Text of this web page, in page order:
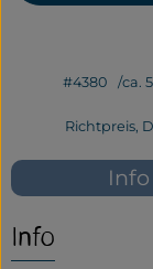
Neues
#4380 ca.
Richtpreis,
Info
Info